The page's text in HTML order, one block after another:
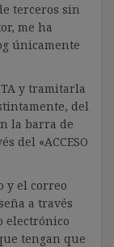
terceros sin
me ha
únicamente
y tramitarla
del
la barra de
del «ACCESO
y el correo
a través
electrónico
tengan que